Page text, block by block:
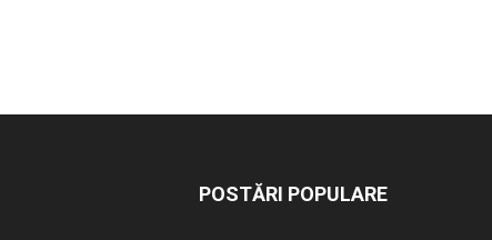
POSTĂRI POPULARE